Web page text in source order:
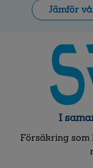
Jämför
I
Försäkring